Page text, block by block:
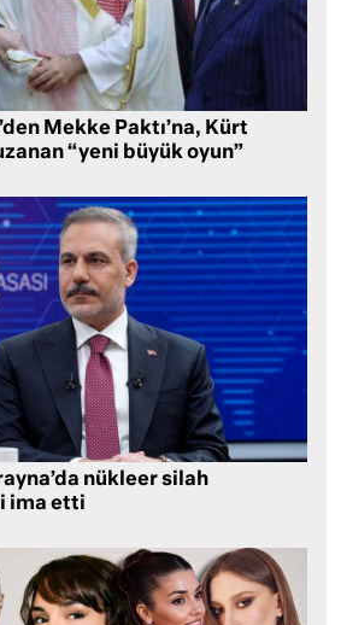
Mekke Paktı’na, Kürt
“yeni büyük oyun”
nükleer silah
ima etti